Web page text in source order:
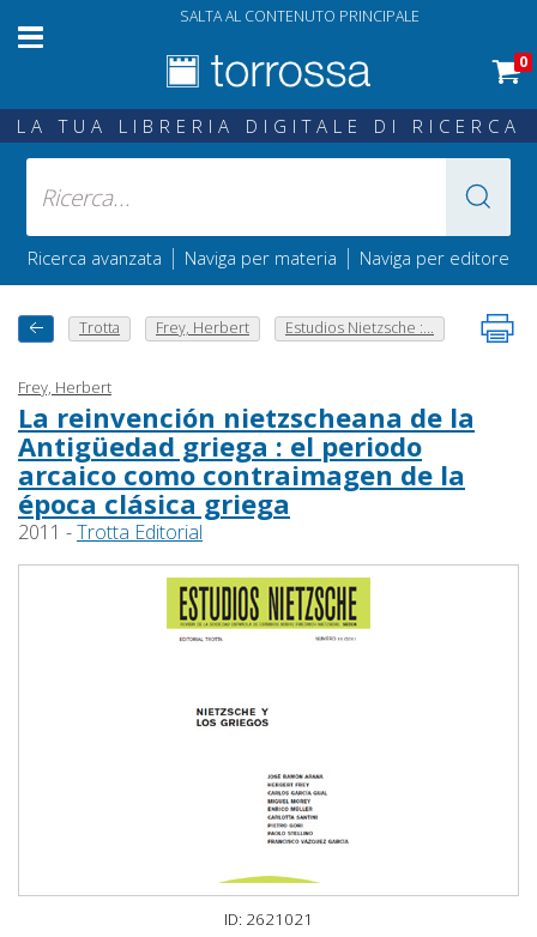
SALTA AL CONTENUTO PRINCIPALE
0
LA TUA LIBRERIA DIGITALE DI RICERCA
Ricerca avanzata | Naviga per materia | Naviga per editore
Trotta Frey, Herbert Estudios Nietzsche :...
Frey, Herbert
La reinvención nietzscheana de la
Antigüedad griega : el periodo
arcaico como contraimagen de la
época clásica griega
2011 -Trotta Editorial
ID: 2621021